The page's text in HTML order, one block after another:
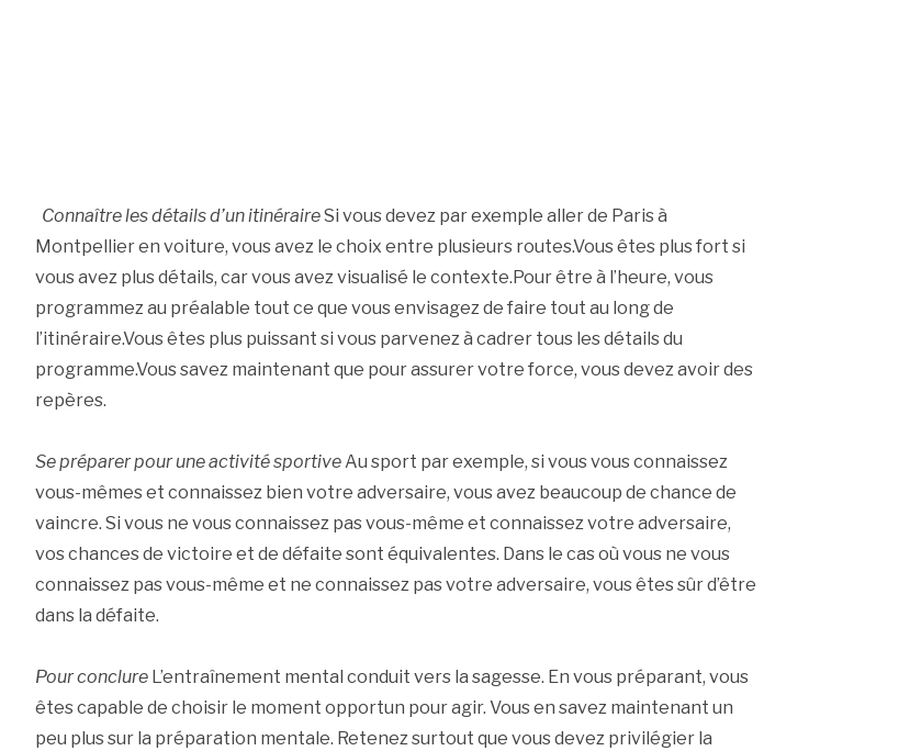
Connaître les détails d’un itinéraireSi vous devez par exemple aller de Paris à
Montpellier en voiture, vous avez le choix entre plusieurs routes.Vous êtes plus fort si
vous avez plus détails, car vous avez visualisé le contexte.Pour être à l’heure, vous
programmez au préalable tout ce que vous envisagez de faire tout au long de
l’itinéraire.Vous êtes plus puissant si vous parvenez à cadrer tous les détails du
programme.Vous savez maintenant que pour assurer votre force, vous devez avoir des
repères.
Se préparer pour une activité sportiveAu sport par exemple, si vous vous connaissez
vous-mêmes et connaissez bien votre adversaire, vous avez beaucoup de chance de
vaincre. Si vous ne vous connaissez pas vous-même et connaissez votre adversaire,
vos chances de victoire et de défaite sont équivalentes. Dans le cas où vous ne vous
connaissez pas vous-même et ne connaissez pas votre adversaire, vous êtes sûr d’être
dans la défaite.
Pour conclureL’entraînement mental conduit vers la sagesse. En vous préparant, vous
êtes capable de choisir le moment opportun pour agir. Vous en savez maintenant un
peu plus sur la préparation mentale. Retenez surtout que vous devez privilégier la